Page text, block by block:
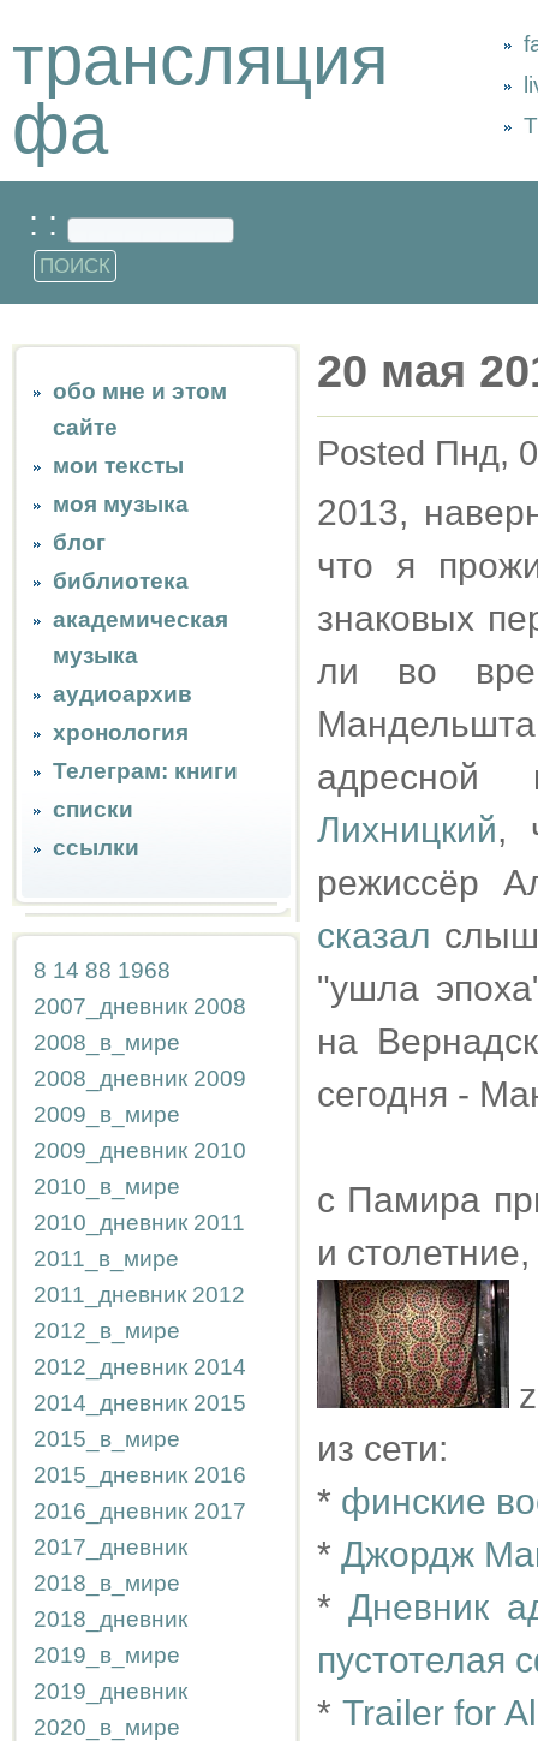
трансляция
фа
: :
обо мне и этом
сайте
мои тексты
моя музыка
блог
библиотека
академическая
музыка
аудиоархив
хронология
Телеграм: книги
списки
ссылки
8 14 88 1968
2007_дневник 2008
2008_в_мире
2008_дневник 2009
2009_в_мире
2009_дневник 2010
2010_в_мире
2010_дневник 2011
2011_в_мире
2011_дневник 2012
2012_в_мире
2012_дневник 2014
2014_дневник 2015
2015_в_мире
2015_дневник 2016
2016_дневник 2017
2017_дневник
2018_в_мире
2018_дневник
2019_в_мире
2019_дневник
2020_в_мире
20 мая
Posted Пнд,
2013,
что я
знаковых
ли во
Лихницкий,
режиссёр
сказал
"ушла
на
сегодня -
с Памира
и
из сети:
* финские
* Джордж
*Дневник
пустотелая
* Trailer for